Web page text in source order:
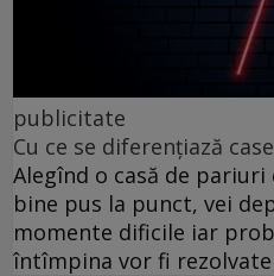
publicitate
Cu ce se diferențiază
Alegînd o casă de
bine pus la punct, vei
momente dificile iar
întîmpina vor fi